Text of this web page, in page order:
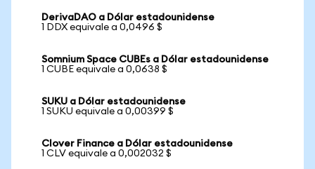
DerivaDAO a Dólar estadounidense
1 DDX equivale a 0,0496 $
Somnium Space CUBEs a Dólar estadounidense
1 CUBE equivale a 0,0638 $
SUKU a Dólar estadounidense
1 SUKU equivale a 0,00399 $
Clover Finance a Dólar estadounidense
1 CLV equivale a 0,002032 $